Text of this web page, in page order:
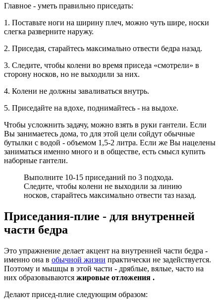
Главное - уметь правильно приседать:
1. Поставьте ноги на ширину плеч, можно чуть шире, носки
слегка разверните наружу.
2. Приседая, старайтесь максимально отвести бедра назад.
3. Следите, чтобы колени во время приседа «смотрели» в
сторону носков, но не выходили за них.
4. Колени не должны заваливаться внутрь.
5. Приседайте на вдохе, поднимайтесь - на выдохе.
Чтобы усложнить задачу, можно взять в руки гантели. Если
Вы занимаетесь дома, то для этой цели сойдут обычные
бутылки с водой - объемом 1,5-2 литра. Если же Вы нацелены
заниматься именно много и в обществе, есть смысл купить
наборные гантели.
Выполните 10-15 приседаний по 3 подхода.
Следите, чтобы колени не выходили за линию
носков, старайтесь максимально отвести таз назад.
Приседания-плие - для внутренней
части бедра
Это упражнение делает акцент на внутренней части бедра -
именно она в обычной жизни практически не задействуется.
Поэтому и мышцы в этой части - дряблые, вялые, часто на
них образовываются жировые отложения .
Делают присед-плие следующим образом: